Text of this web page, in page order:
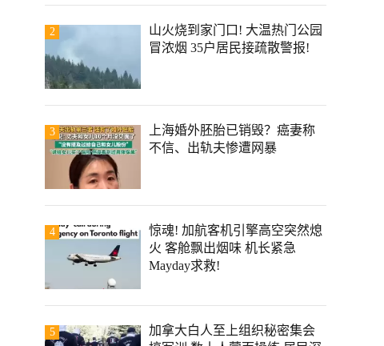
2
山火烧到家门口! 大温热门公园
冒浓烟 35户居民接疏散警报!
3
上海婚外胚胎已销毁？癌妻称
不信、出轨夫惨遭网暴
4
惊魂! 加航客机引擎高空突然熄
火 客舱飘出烟味 机长紧急
Mayday求救!
5
加拿大白人至上组织秘密集会